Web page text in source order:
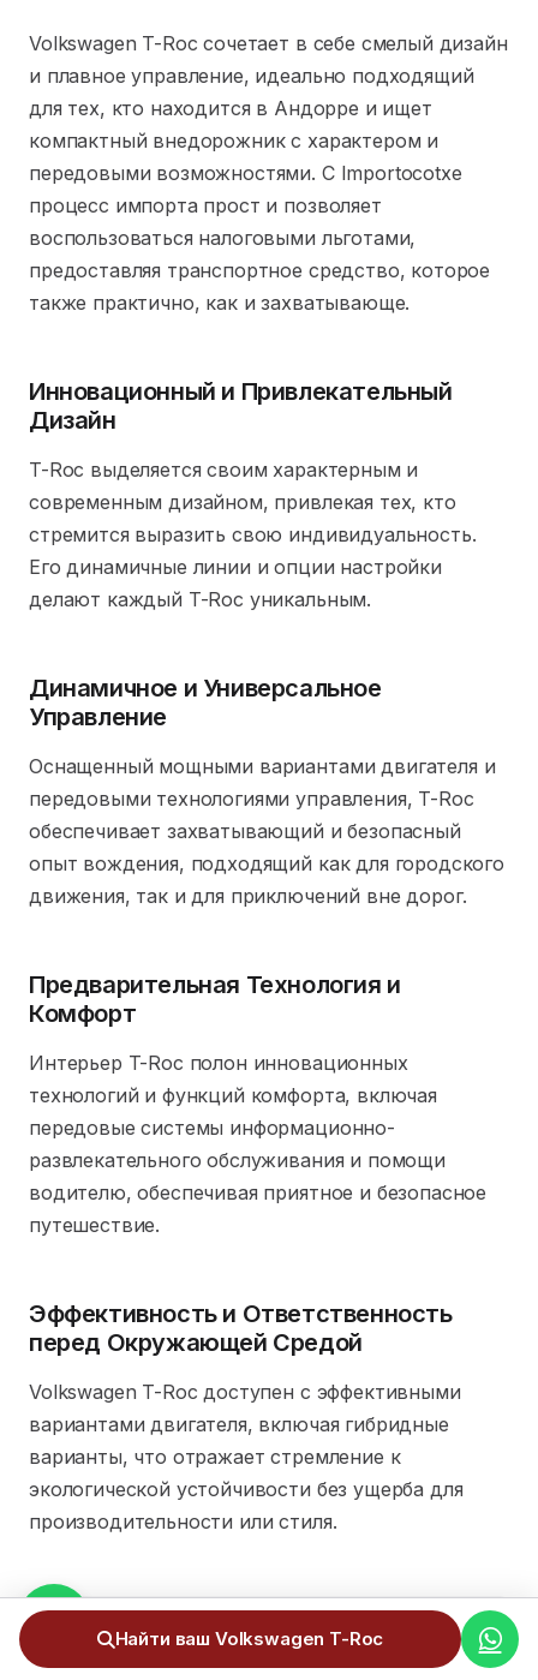
Volkswagen T-Roc сочетает в себе смелый дизайн
и плавное управление, идеально подходящий
для тех, кто находится в Андорре и ищет
компактный внедорожник с характером и
передовыми возможностями. С Importocotxe
процесс импорта прост и позволяет
воспользоваться налоговыми льготами,
предоставляя транспортное средство, которое
также практично, как и захватывающе.
Инновационный и Привлекательный
Дизайн
T-Roc выделяется своим характерным и
современным дизайном, привлекая тех, кто
стремится выразить свою индивидуальность.
Его динамичные линии и опции настройки
делают каждый T-Roc уникальным.
Динамичное и Универсальное
Управление
Оснащенный мощными вариантами двигателя и
передовыми технологиями управления, T-Roc
обеспечивает захватывающий и безопасный
опыт вождения, подходящий как для городского
движения, так и для приключений вне дорог.
Предварительная Технология и
Комфорт
Интерьер T-Roc полон инновационных
технологий и функций комфорта, включая
передовые системы информационно-
развлекательного обслуживания и помощи
водителю, обеспечивая приятное и безопасное
путешествие.
Эффективность и Ответственность
перед Окружающей Средой
Volkswagen T-Roc доступен с эффективными
вариантами двигателя, включая гибридные
варианты, что отражает стремление к
экологической устойчивости без ущерба для
производительности или стиля.
Volkswagen T-Roc идеально подходит для
жителей Андорры, которые ценят стиль,
Найти ваш Volkswagen T-Roc